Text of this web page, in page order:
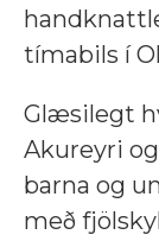
tímabils í
Glæsilegt
Akureyri
barna og
með